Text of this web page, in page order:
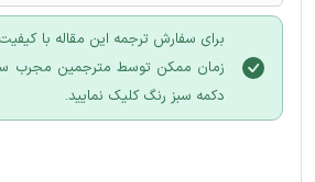
برای سفارش ترجمه این مقاله با
زمان ممکن توسط مترجمین مجرب
دکمه سبز رنگ کلیک نمایید.